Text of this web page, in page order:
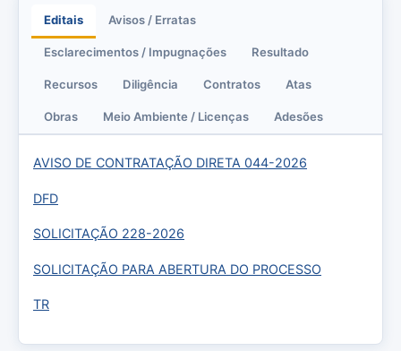
Editais Avisos / Erratas
Esclarecimentos / Impugnações Resultado
Recursos Diligência Contratos Atas
Obras Meio Ambiente / Licenças Adesões
AVISO DE CONTRATAÇÃO DIRETA 044-2026
DFD
SOLICITAÇÃO 228-2026
SOLICITAÇÃO PARA ABERTURA DO PROCESSO
TR